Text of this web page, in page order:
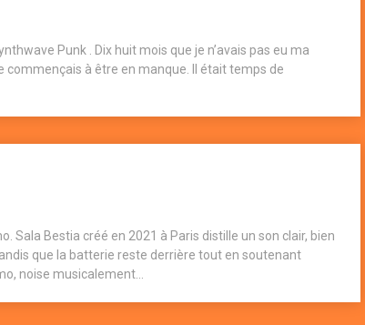
Punk . Dix huit mois que je n’avais pas eu ma
commençais à être en manque. Il était temps de
Sala Bestia créé en 2021 à Paris distille un son clair, bien
que la batterie reste derrière tout en soutenant
noise musicalement...